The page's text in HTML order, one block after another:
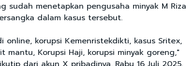
sudah menetapkan pengusaha minyak M Riza
dalam kasus tersebut.
online, korupsi Kemenristekdikti, kasus Sritex,
mantu, Korupsi Haji, korupsi minyak goreng,"